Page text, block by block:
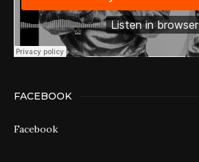
FACEBOOK
Facebook